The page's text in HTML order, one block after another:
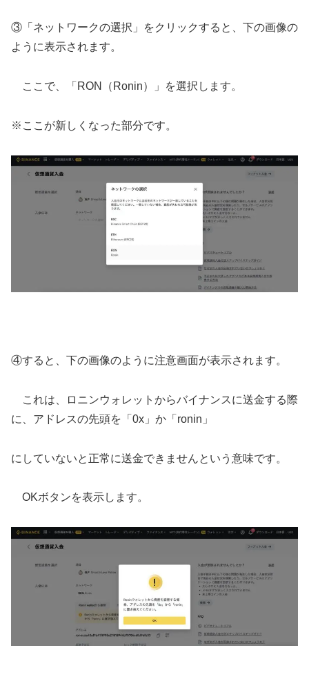
③「ネットワークの選択」をクリックすると、下の画像の
ように表示されます。
ここで、「RON（Ronin）」を選択します。
※ここが新しくなった部分です。
④すると、下の画像のように注意画面が表示されます。
これは、ロニンウォレットからバイナンスに送金する際
に、アドレスの先頭を「0x」か「ronin」
にしていないと正常に送金できませんという意味です。
OKボタンを表示します。